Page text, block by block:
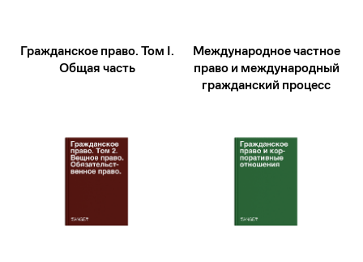
Гражданское право. Том I.
Общая часть
Международное частное
право и международный
гражданский процесс